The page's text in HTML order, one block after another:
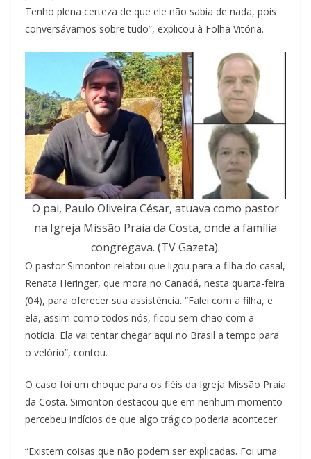
Tenho plena certeza de que ele não sabia de nada, pois
conversávamos sobre tudo”, explicou à Folha Vitória.
O pai, Paulo Oliveira César, atuava como pastor
na Igreja Missão Praia da Costa, onde a família
congregava. (TV Gazeta).
O pastor Simonton relatou que ligou para a filha do casal,
Renata Heringer, que mora no Canadá, nesta quarta-feira
(04), para oferecer sua assistência. “Falei com a filha, e
ela, assim como todos nós, ficou sem chão com a
notícia. Ela vai tentar chegar aqui no Brasil a tempo para
o velório”, contou.
O caso foi um choque para os fiéis da Igreja Missão Praia
da Costa. Simonton destacou que em nenhum momento
percebeu indícios de que algo trágico poderia acontecer.
“Existem coisas que não podem ser explicadas. Foi uma